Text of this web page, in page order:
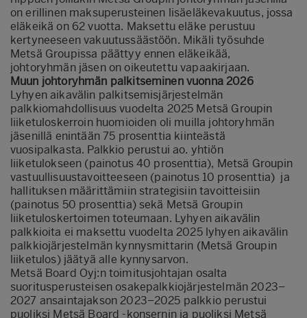
on erillinen maksuperusteinen lisäeläkevakuutus, jossa
eläkeikä on 62 vuotta. Maksettu eläke perustuu
kertyneeseen vakuutussäästöön. Mikäli työsuhde
Metsä Groupissa päättyy ennen eläkeikää,
johtoryhmän jäsen on oikeutettu vapaakirjaan.
Muun johtoryhmän palkitseminen vuonna 2026
Lyhyen aikavälin palkitsemisjärjestelmän
palkkiomahdollisuus vuodelta 2025 Metsä Groupin
liiketuloskerroin huomioiden oli muilla johtoryhmän
jäsenillä enintään 75 prosenttia kiinteästä
vuosipalkasta. Palkkio perustui ao. yhtiön
liiketulokseen (painotus 40 prosenttia), Metsä Groupin
vastuullisuustavoitteeseen (painotus 10 prosenttia) ja
hallituksen määrittämiin strategisiin tavoitteisiin
(painotus 50 prosenttia) sekä Metsä Groupin
liiketuloskertoimen toteumaan. Lyhyen aikavälin
palkkioita ei maksettu vuodelta 2025 lyhyen aikavälin
palkkiojärjestelmän kynnysmittarin (Metsä Groupin
liiketulos) jäätyä alle kynnysarvon.
Metsä Board Oyj:n toimitusjohtajan osalta
suoritusperusteisen osakepalkkiojärjestelmän 2023–
2027 ansaintajakson 2023–2025 palkkio perustui
puoliksi Metsä Board -konsernin ja puoliksi Metsä